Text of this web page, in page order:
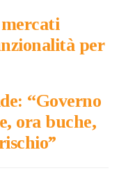
per
“Governo
ora buche,